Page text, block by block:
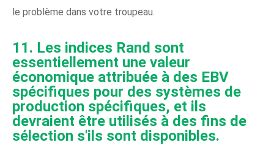
le problème dans votre troupeau.
11. Les indices Rand sont
essentiellement une valeur
économique attribuée à des EBV
spécifiques pour des systèmes de
production spécifiques, et ils
devraient être utilisés à des fins de
sélection s'ils sont disponibles.